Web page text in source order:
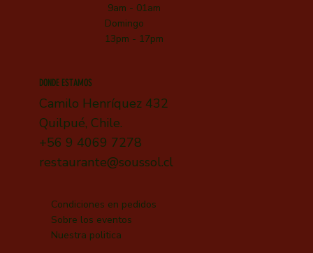
9am - 01am
Domingo
13pm - 17pm
DONDE ESTAMOS
Camilo Henríquez 432
Quilpué, Chile.
+56 9 4069 7278
restaurante@soussol.cl
Condiciones en pedidos
Sobre los eventos
Nuestra politica